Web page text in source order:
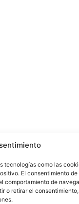
tecnologías como las
El consentimiento de
comportamiento de
o retirar el